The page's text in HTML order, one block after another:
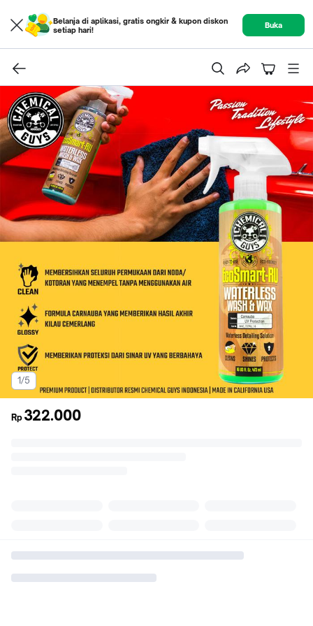
Belanja di aplikasi, gratis ongkir & kupon diskon
setiap hari!
Buka
1/5
Rp 322.000